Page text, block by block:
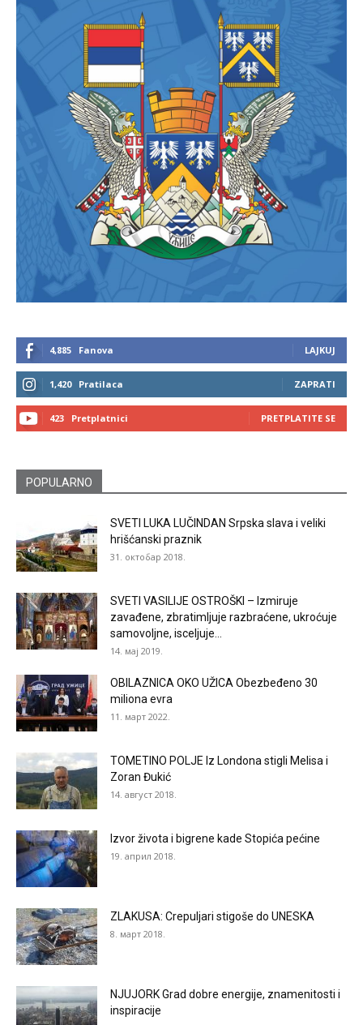
4,885 Fanova LAJKUJ
1,420 Pratilaca ZAPRATI
423 Pretplatnici PRETPLATITE SE
POPULARNO
SVETI LUKA LUČINDAN Srpska slava i veliki
hrišćanski praznik
31. октобар 2018.
SVETI VASILIJE OSTROŠKI – Izmiruje
zavađene, zbratimljuje razbraćene, ukroćuje
samovoljne, isceljuje...
14. мај 2019.
OBILAZNICA OKO UŽICA Obezbeđeno 30
miliona evra
11. март 2022.
TOMETINO POLJE Iz Londona stigli Melisa i
Zoran Đukić
14. август 2018.
Izvor života i bigrene kade Stopića pećine
19. април 2018.
ZLAKUSA: Crepuljari stigoše do UNESKA
8. март 2018.
NJUJORK Grad dobre energije, znamenitosti i
inspiracije